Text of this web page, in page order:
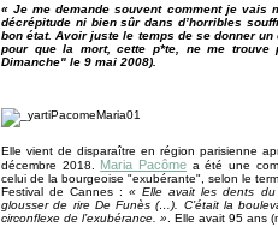
« Je me demande souvent comment je vais
décrépitude ni bien sûr dans d’horribles
bon état. Avoir juste le temps de se donner
pour que la mort, cette p*te, ne me trouve
Dimanche" le 9 mai 2008).
Elle vient de disparaître en région parisienne
décembre 2018. Maria Pacômea été une
celui de la bourgeoise "exubérante", selon le
Festival de Cannes :« Elle avait les dents
glousser de rire De Funès (…). C’était la
circonflexe de l’exubérance. ». Elle avait 95 ans